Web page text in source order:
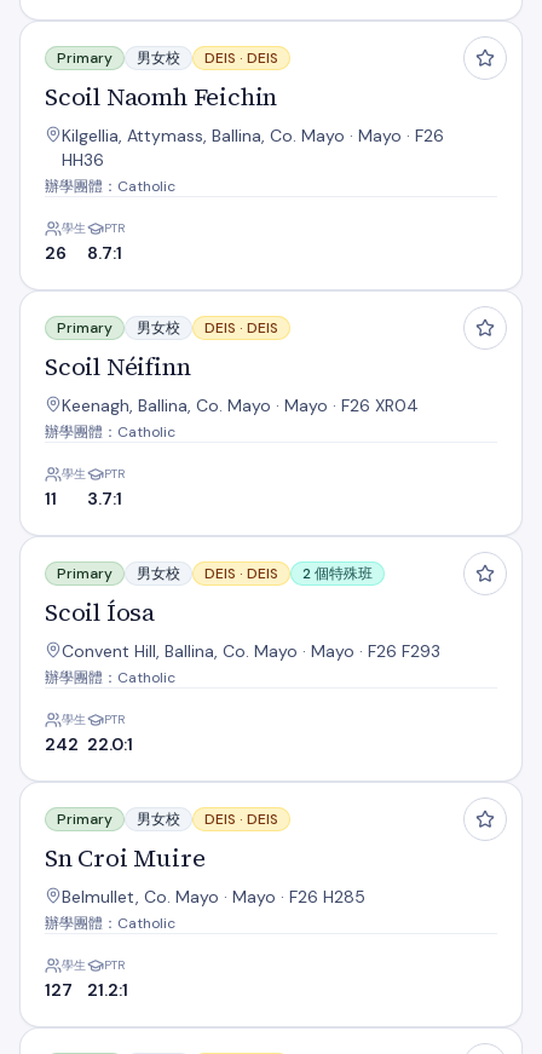
Scoil Naomh Feichin
Primary 男女校 DEIS · DEIS
Scoil Naomh Feichin
Kilgellia, Attymass, Ballina, Co. Mayo · Mayo · F26
HH36
辦學團體：Catholic
學生
26
PTR
8.7:1
Scoil Néifinn
Primary 男女校 DEIS · DEIS
Scoil Néifinn
Keenagh, Ballina, Co. Mayo · Mayo · F26 XR04
辦學團體：Catholic
學生
11
PTR
3.7:1
Scoil Íosa
Primary 男女校 DEIS · DEIS 2 個特殊班
Scoil Íosa
Convent Hill, Ballina, Co. Mayo · Mayo · F26 F293
辦學團體：Catholic
學生
242
PTR
22.0:1
Sn Croi Muire
Primary 男女校 DEIS · DEIS
Sn Croi Muire
Belmullet, Co. Mayo · Mayo · F26 H285
辦學團體：Catholic
學生
127
PTR
21.2:1
Sn Inbhear